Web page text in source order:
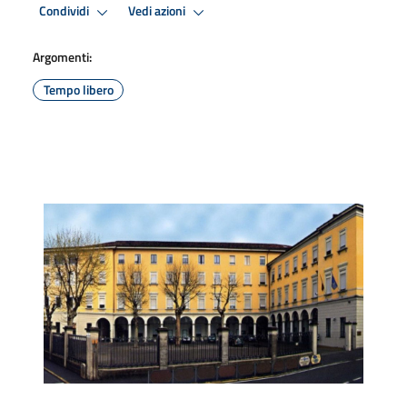
Condividi Vedi azioni
Argomenti:
Tempo libero